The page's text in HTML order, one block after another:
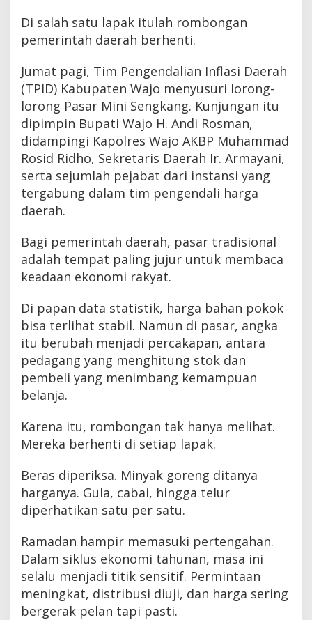
Di salah satu lapak itulah rombongan
pemerintah daerah berhenti.
Jumat pagi, Tim Pengendalian Inflasi Daerah
(TPID) Kabupaten Wajo menyusuri lorong-
lorong Pasar Mini Sengkang. Kunjungan itu
dipimpin Bupati Wajo H. Andi Rosman,
didampingi Kapolres Wajo AKBP Muhammad
Rosid Ridho, Sekretaris Daerah Ir. Armayani,
serta sejumlah pejabat dari instansi yang
tergabung dalam tim pengendali harga
daerah.
Bagi pemerintah daerah, pasar tradisional
adalah tempat paling jujur untuk membaca
keadaan ekonomi rakyat.
Di papan data statistik, harga bahan pokok
bisa terlihat stabil. Namun di pasar, angka
itu berubah menjadi percakapan, antara
pedagang yang menghitung stok dan
pembeli yang menimbang kemampuan
belanja.
Karena itu, rombongan tak hanya melihat.
Mereka berhenti di setiap lapak.
Beras diperiksa. Minyak goreng ditanya
harganya. Gula, cabai, hingga telur
diperhatikan satu per satu.
Ramadan hampir memasuki pertengahan.
Dalam siklus ekonomi tahunan, masa ini
selalu menjadi titik sensitif. Permintaan
meningkat, distribusi diuji, dan harga sering
bergerak pelan tapi pasti.